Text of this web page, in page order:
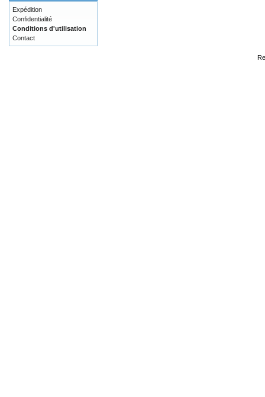
Expédition
Confidentialité
Conditions d'utilisation
Contact